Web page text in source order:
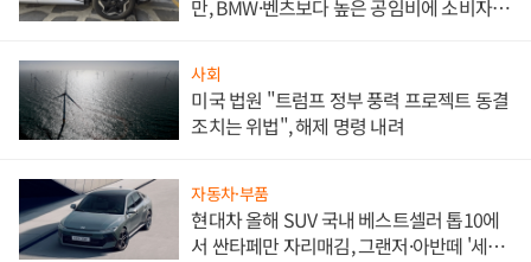
만, BMW·벤츠보다 높은 공임비에 소비자
사회
미국 법원 "트럼프 정부 풍력 프로젝트 동결
조치는 위법", 해제 명령 내려
자동차·부품
현대차 올해 SUV 국내 베스트셀러 톱10에
서 싼타페만 자리매김, 그랜저·아반떼 '세단